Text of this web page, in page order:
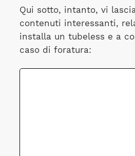
Qui sotto, intanto, vi
contenuti interessanti,
installa un tubeless e a
caso di foratura: